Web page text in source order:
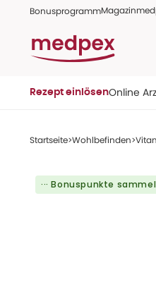
BonusprogrammMagazin
Rezept einlösenOnline
Startseite Wohlbefinden
··· Bonuspunkte